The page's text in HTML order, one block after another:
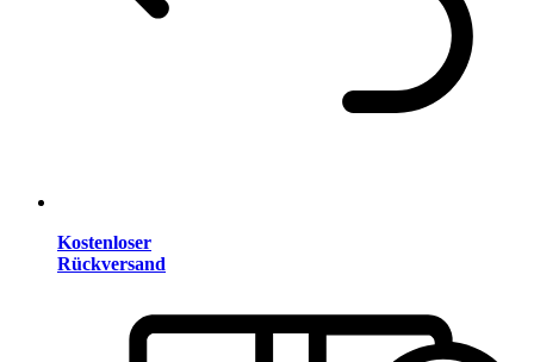
Kostenloser
Rückversand